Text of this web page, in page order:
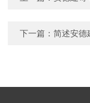
下一篇：简述安德